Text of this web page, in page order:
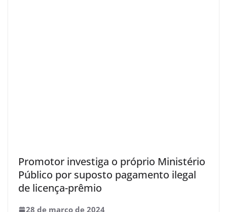
Promotor investiga o próprio Ministério
Público por suposto pagamento ilegal
de licença-prêmio
28 de março de 2024